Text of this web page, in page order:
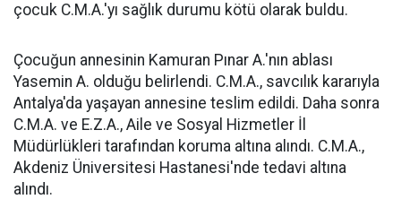
çocuk C.M.A.'yı sağlık durumu kötü olarak buldu.
Çocuğun annesinin Kamuran Pınar A.'nın ablası
Yasemin A. olduğu belirlendi. C.M.A., savcılık kararıyla
Antalya'da yaşayan annesine teslim edildi. Daha sonra
C.M.A. ve E.Z.A., Aile ve Sosyal Hizmetler İl
Müdürlükleri tarafından koruma altına alındı. C.M.A.,
Akdeniz Üniversitesi Hastanesi'nde tedavi altına
alındı.